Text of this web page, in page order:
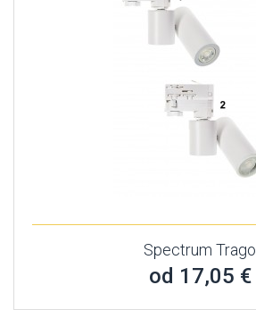
Spectrum Trago
od 17,05 €